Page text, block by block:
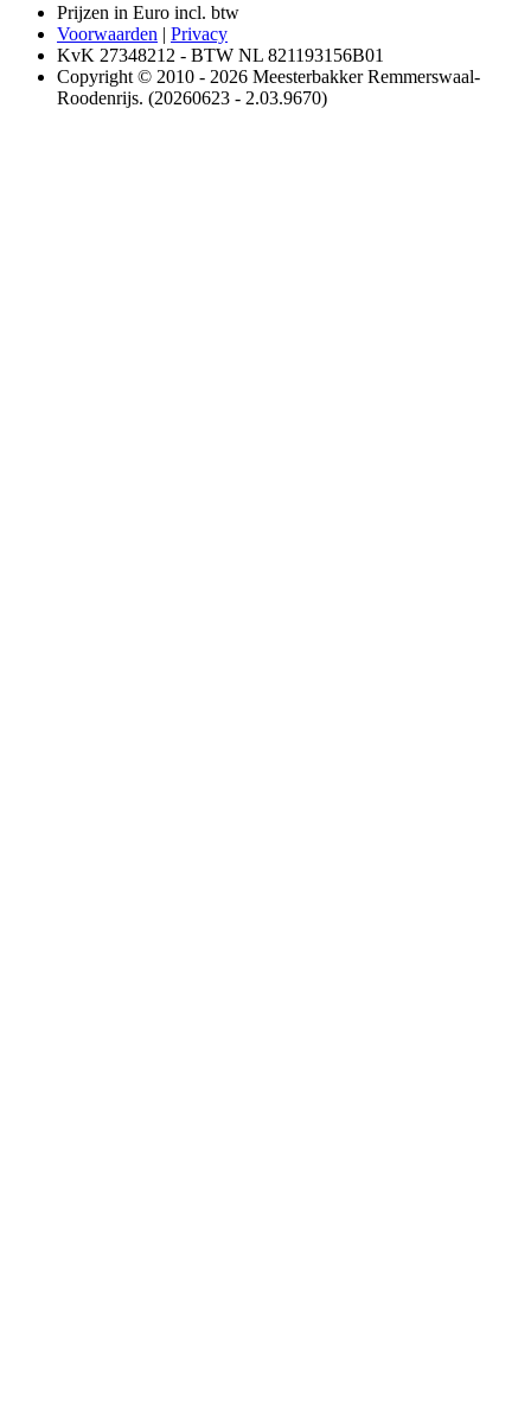
Prijzen in Euro incl. btw
Voorwaarden | Privacy
KvK 27348212 - BTW NL 821193156B01
Copyright © 2010 - 2026 Meesterbakker Remmerswaal-
Roodenrijs. (20260623 - 2.03.9670)